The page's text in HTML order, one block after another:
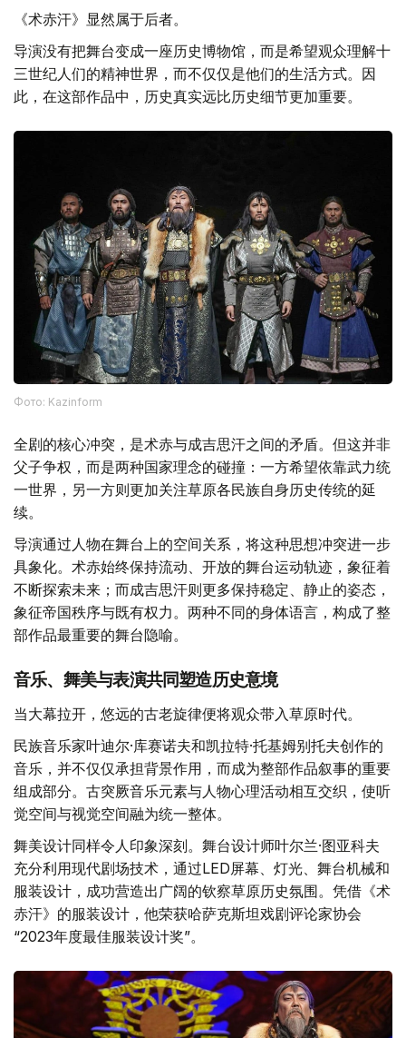
《术赤汗》显然属于后者。
导演没有把舞台变成一座历史博物馆，而是希望观众理解十
三世纪人们的精神世界，而不仅仅是他们的生活方式。因
此，在这部作品中，历史真实远比历史细节更加重要。
Фото: Kazinform
全剧的核心冲突，是术赤与成吉思汗之间的矛盾。但这并非
父子争权，而是两种国家理念的碰撞：一方希望依靠武力统
一世界，另一方则更加关注草原各民族自身历史传统的延
续。
导演通过人物在舞台上的空间关系，将这种思想冲突进一步
具象化。术赤始终保持流动、开放的舞台运动轨迹，象征着
不断探索未来；而成吉思汗则更多保持稳定、静止的姿态，
象征帝国秩序与既有权力。两种不同的身体语言，构成了整
部作品最重要的舞台隐喻。
音乐、舞美与表演共同塑造历史意境
当大幕拉开，悠远的古老旋律便将观众带入草原时代。
民族音乐家叶迪尔·库赛诺夫和凯拉特·托基姆别托夫创作的
音乐，并不仅仅承担背景作用，而成为整部作品叙事的重要
组成部分。古突厥音乐元素与人物心理活动相互交织，使听
觉空间与视觉空间融为统一整体。
舞美设计同样令人印象深刻。舞台设计师叶尔兰·图亚科夫
充分利用现代剧场技术，通过LED屏幕、灯光、舞台机械和
服装设计，成功营造出广阔的钦察草原历史氛围。凭借《术
赤汗》的服装设计，他荣获哈萨克斯坦戏剧评论家协会
“2023年度最佳服装设计奖”。